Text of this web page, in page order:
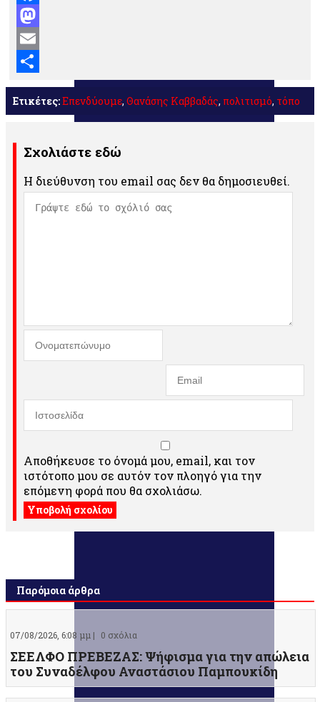
Facebook
Mastodon
Email
Μοιραστείτε
Ετικέτες:Επενδύουμε, Θανάσης Καββαδάς, πολιτισμό, τόπο
Σχολιάστε εδώ
Η διεύθυνση του email σας δεν θα δημοσιευθεί.
Αποθήκευσε το όνομά μου, email, και τον
ιστότοπο μου σε αυτόν τον πλοηγό για την
επόμενη φορά που θα σχολιάσω.
Παρόμοια άρθρα
07/08/2026, 6:08 μμ | 0 σχόλια
ΣΕΕΛΦΟ ΠΡΕΒΕΖΑΣ: Ψήφισμα για την απώλεια
του Συναδέλφου Αναστάσιου Παμπουκίδη